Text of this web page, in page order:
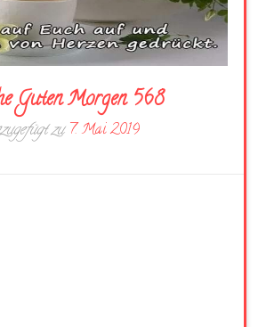
Guten Morgen 568
zu7. Mai 2019